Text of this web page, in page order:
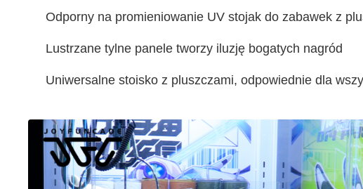
Odporny na promieniowanie UV stojak do zabawek z
Lustrzane tylne panele tworzy iluzję bogatych nagród
Uniwersalne stoisko z pluszczami, odpowiednie dla